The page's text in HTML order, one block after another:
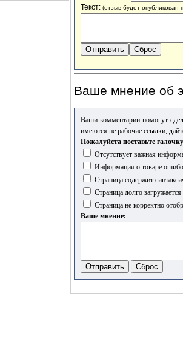
Текст: (отзыв будет опубликован
Ваше мнение об
Ваши комментарии помогут
имеются не рабочие ссылки,
Пожалуйста поставьте
Отсутствует важная
Информация о товаре
Страница содержит
Страница долго загружается
Страница не корректно
Ваше мнение: